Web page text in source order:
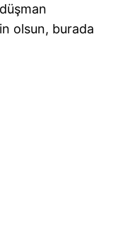
olsun, burada